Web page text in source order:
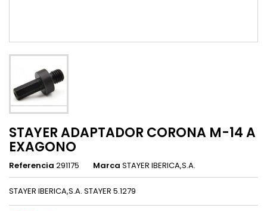
STAYER ADAPTADOR CORONA M-14 A
EXAGONO
Referencia 291175 Marca STAYER IBERICA,S.A.
STAYER IBERICA,S.A. STAYER 5.1279